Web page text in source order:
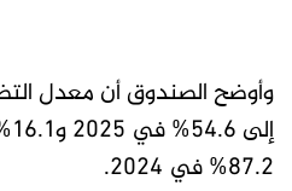
وأوضح الصندوق أن معدل
87.2% في 2024.